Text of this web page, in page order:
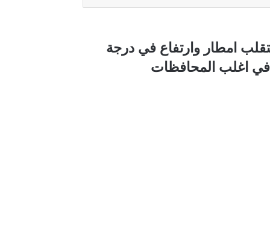
امطار وارتفاع في درجة
في اغلب المحافظات